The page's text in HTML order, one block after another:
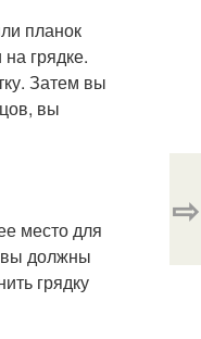
планок
грядке.
Затем вы
вы
место для
вы должны
грядку
⇨